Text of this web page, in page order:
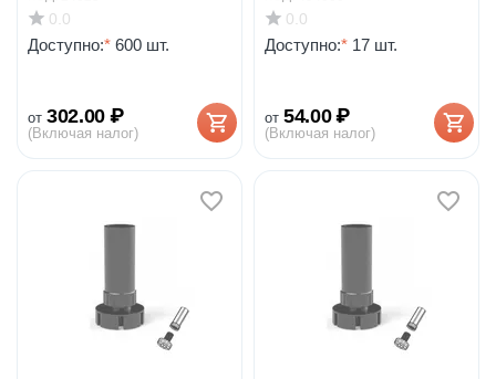
0.0
Доступно:* 600 шт.
от 302.00 ₽
(Включая налог)
0.0
Доступно:* 17 шт.
от 54.00 ₽
(Включая налог)